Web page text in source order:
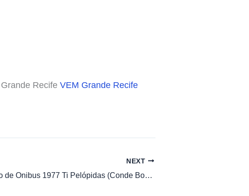
Recife VEM Grande Recife
NEXT
Horario de Onibus 1977 Ti Pelópidas (Conde Boa Vista)